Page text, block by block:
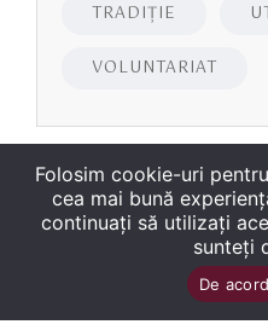
TRADIȚIE
VOLUNTARIAT
2026
„George Bariţiu‟ Braşov.
Folosim cookie-uri
cea mai bună
continuați să utilizați
sunteți
De acord